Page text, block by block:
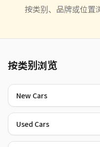
按类别、品牌或位置
按类别浏览
New Cars
Used Cars